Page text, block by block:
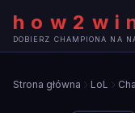
DOBIERZ CHAMPIONA NA
Strona główna LoL